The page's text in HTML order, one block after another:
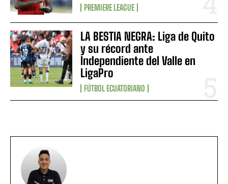
PREMIERE LEAGUE
LA BESTIA NEGRA: Liga de Quito
y su récord ante
Independiente del Valle en
LigaPro
FÚTBOL ECUATORIANO